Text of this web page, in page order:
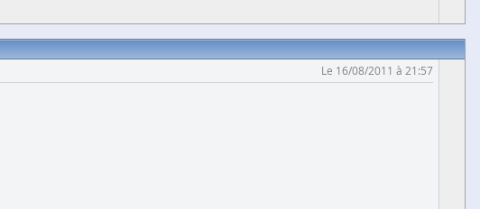
Le 16/08/2011 à 21:57